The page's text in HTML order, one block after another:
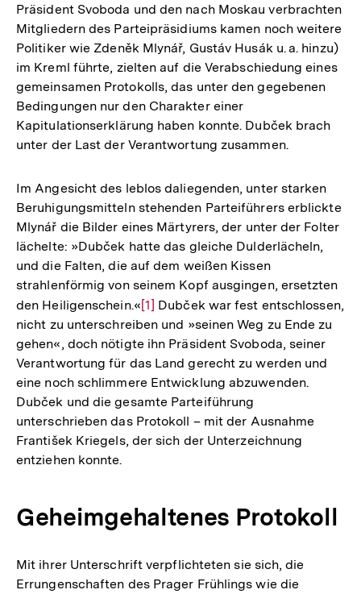
Präsident Svoboda und den nach Moskau verbrachten
Mitgliedern des Parteipräsidiums kamen noch weitere
Politiker wie Zdeněk Mlynář, Gustáv Husák u. a. hinzu)
im Kreml führte, zielten auf die Verabschiedung eines
gemeinsamen Protokolls, das unter den gegebenen
Bedingungen nur den Charakter einer
Kapitulationserklärung haben konnte. Dubček brach
unter der Last der Verantwortung zusammen.
Im Angesicht des leblos daliegenden, unter starken
Beruhigungsmitteln stehenden Parteiführers erblickte
Mlynář die Bilder eines Märtyrers, der unter der Folter
lächelte: »Dubček hatte das gleiche Dulderlächeln,
und die Falten, die auf dem weißen Kissen
strahlenförmig von seinem Kopf ausgingen, ersetzten
den Heiligenschein.«Zur
Auflösung
der
Fußnote
[1] Dubček war fest entschlossen,
nicht zu unterschreiben und »seinen Weg zu Ende zu
gehen«, doch nötigte ihn Präsident Svoboda, seiner
Verantwortung für das Land gerecht zu werden und
eine noch schlimmere Entwicklung abzuwenden.
Dubček und die gesamte Parteiführung
unterschrieben das Protokoll – mit der Ausnahme
František Kriegels, der sich der Unterzeichnung
entziehen konnte.
Geheimgehaltenes Protokoll
Mit ihrer Unterschrift verpflichteten sie sich, die
Errungenschaften des Prager Frühlings wie die